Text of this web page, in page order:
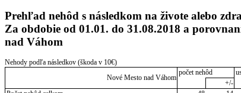
Prehľad nehôd s následkom na živote alebo
Za obdobie od 01.01. do 31.08.2018 a
nad Váhom
Nehody podľa následkov (škoda v 10€)
Nové Mesto nad Váhom
počet nehôd
+/-